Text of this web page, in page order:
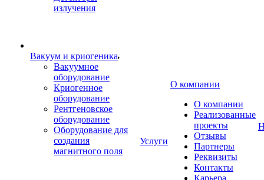
излучения
Вакуум и криогеника
Вакуумное
оборудование
Криогенное
оборудование
Рентгеновское
оборудование
Оборудование для
создания
магнитного поля
Услуги
О компании
О компании
Реализованные
проекты
Отзывы
Партнеры
Реквизиты
Контакты
Карьера